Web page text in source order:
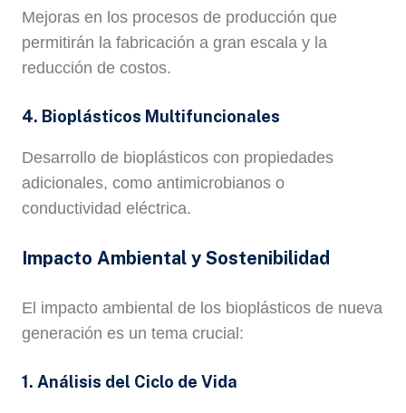
Mejoras en los procesos de producción que
permitirán la fabricación a gran escala y la
reducción de costos.
4. Bioplásticos Multifuncionales
Desarrollo de bioplásticos con propiedades
adicionales, como antimicrobianos o
conductividad eléctrica.
Impacto Ambiental y Sostenibilidad
El impacto ambiental de los bioplásticos de nueva
generación es un tema crucial:
1. Análisis del Ciclo de Vida